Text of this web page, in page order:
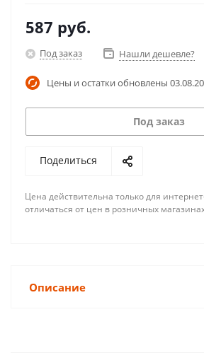
587 руб.
Под заказ Нашли дешевле?
Цены и остатки обновлены
Под заказ
Поделиться
Цена действительна только для
отличаться от цен в розничных
Описание